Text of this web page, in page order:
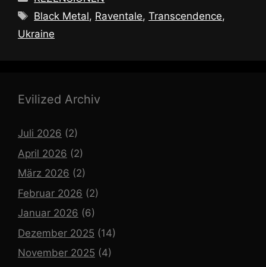
Schlagwörter
Black Metal, Raventale,Transcendence,
Ukraine
Evilized Archiv
Juli 2026 (2)
April 2026 (2)
März 2026 (2)
Februar 2026 (2)
Januar 2026 (6)
Dezember 2025 (14)
November 2025 (4)